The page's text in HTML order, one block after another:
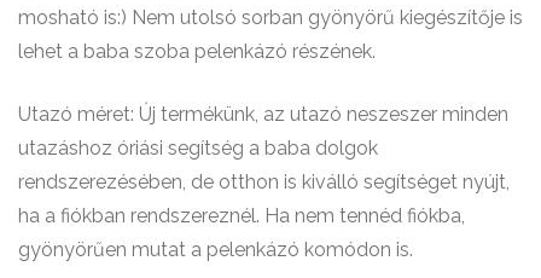
mosható is:) Nem utolsó sorban gyönyörű kiegészítője is
lehet a baba szoba pelenkázó részének.
Utazó méret: Új termékünk, az utazó neszeszer minden
utazáshoz óriási segítség a baba dolgok
rendszerezésében, de otthon is kiválló segítséget nyújt,
ha a fiókban rendszereznél. Ha nem tennéd fiókba,
gyönyörűen mutat a pelenkázó komódon is.